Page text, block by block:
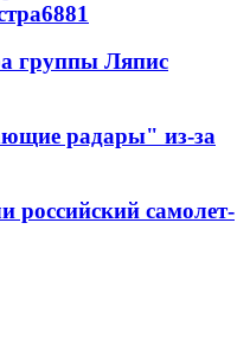
6881
группы Ляпис
радары" из-за
российский самолет-